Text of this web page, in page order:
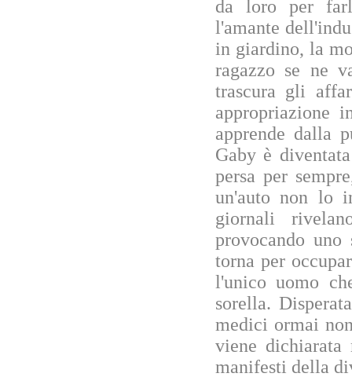
da loro per
l'amante
in giardino, la
ragazzo se ne
trascura gli
appropriazione
apprende dalla
Gaby è
persa per
un'auto non lo
giornali
provocando
torna per
l'unico uomo
sorella.
medici ormai
viene
manifesti della